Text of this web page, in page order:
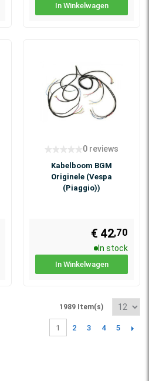
In Winkelwagen
0 reviews
Kabelboom BGM
Originele (Vespa
(Piaggio))
€ 42,70
In stock
In Winkelwagen
1989 Item(s)
1 2 3 4 5